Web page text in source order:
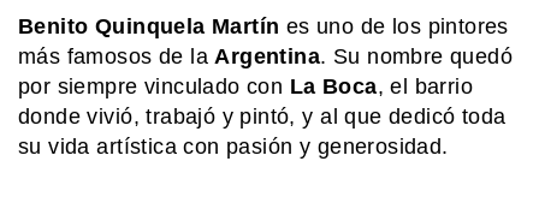
Benito Quinquela Martín es uno de los pintores
más famosos de la Argentina. Su nombre quedó
por siempre vinculado con La Boca, el barrio
donde vivió, trabajó y pintó, y al que dedicó toda
su vida artística con pasión y generosidad.
COMUNIDAD EDUCATIVA
Crianza 2.0: qué son las vacunas y
por qué son importantes desde la
primera infancia
SABER MAS